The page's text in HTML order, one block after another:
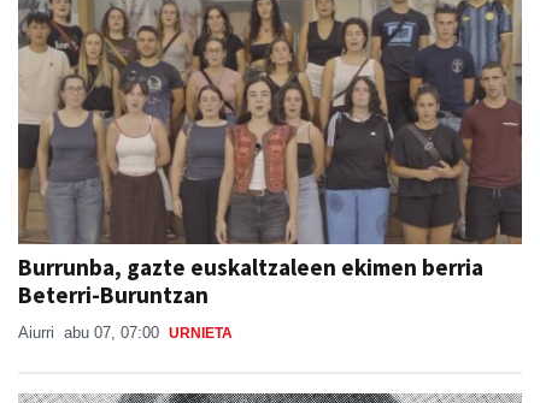
Burrunba, gazte euskaltzaleen ekimen berria
Beterri-Buruntzan
Aiurri abu 07, 07:00 URNIETA